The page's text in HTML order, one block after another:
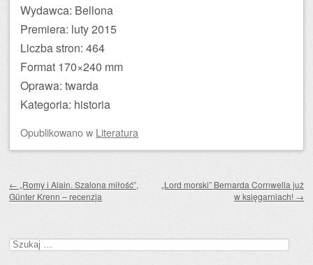
Wydawca: Bellona
Premiera: luty 2015
Liczba stron: 464
Format 170×240 mm
Oprawa: twarda
Kategoria: historia
Opublikowanow Literatura
← „Romy i Alain. Szalona miłość”,
Günter Krenn – recenzja
„Lord morski” Bernarda Cornwella już
w księgarniach! →
Szukaj: